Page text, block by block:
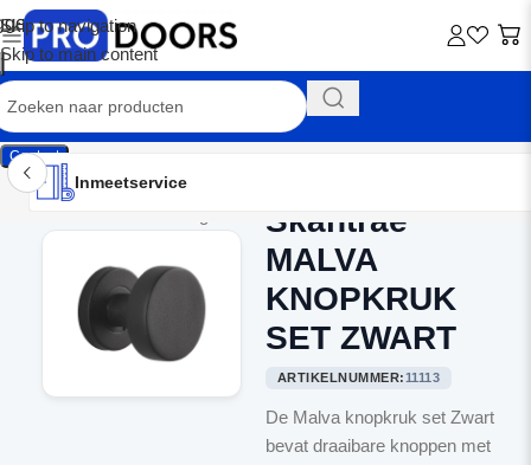
Skip to navigation
Skip to main content
Contact
Inmeetservice
Montageservice
Advies op maat
Showroom
Inmeetservice
Skantrae
MALVA
KNOPKRUK
SET ZWART
ARTIKELNUMMER:11113
De Malva knopkruk set Zwart
bevat draaibare knoppen met